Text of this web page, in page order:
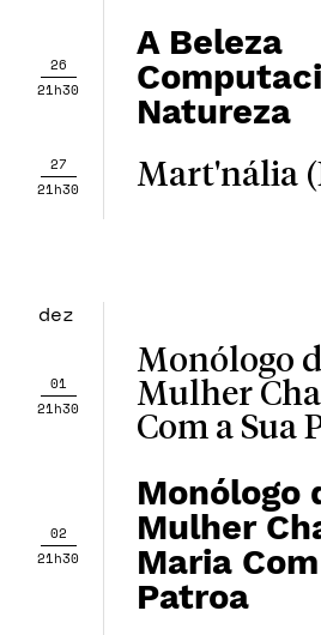
26
21h30
A Beleza
Natureza
27
21h30
Mart'nália
dez
01
21h30
Monólogo
Mulher
Com a Sua
02
21h30
Monólogo
Mulher
Maria
Patroa